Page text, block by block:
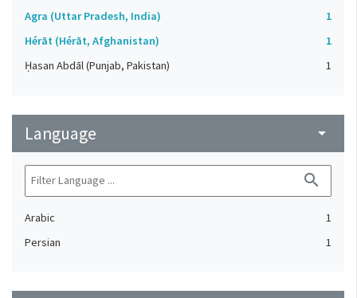
Agra (Uttar Pradesh, India)
1
Hérāt (Hérāt, Afghanistan)
1
Ḥasan Abdāl (Punjab, Pakistan)
1
Language arrow_drop_down
search
Arabic
1
Persian
1